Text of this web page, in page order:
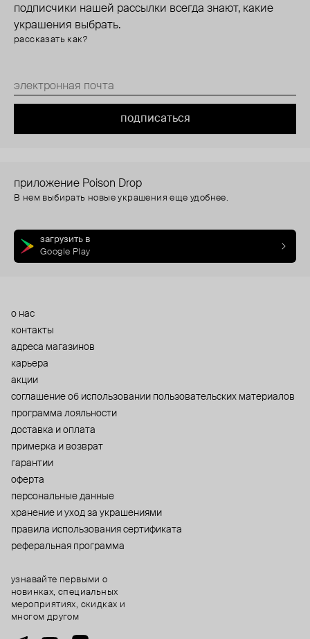
подписчики нашей рассылки всегда знают, какие
украшения выбрать.
рассказать как?
подписаться
приложение Poison Drop
В нем выбирать новые украшения еще удобнее.
загрузить в
Google Play
о нас
контакты
адреса магазинов
карьера
акции
cоглашение об использовании пользовательских материалов
программа лояльности
доставка и оплата
примерка и возврат
гарантии
оферта
персональные данные
хранение и уход за украшениями
правила использования сертификата
реферальная программа
узнавайте первыми о
новинках, специальных
мероприятиях, скидках и
многом другом